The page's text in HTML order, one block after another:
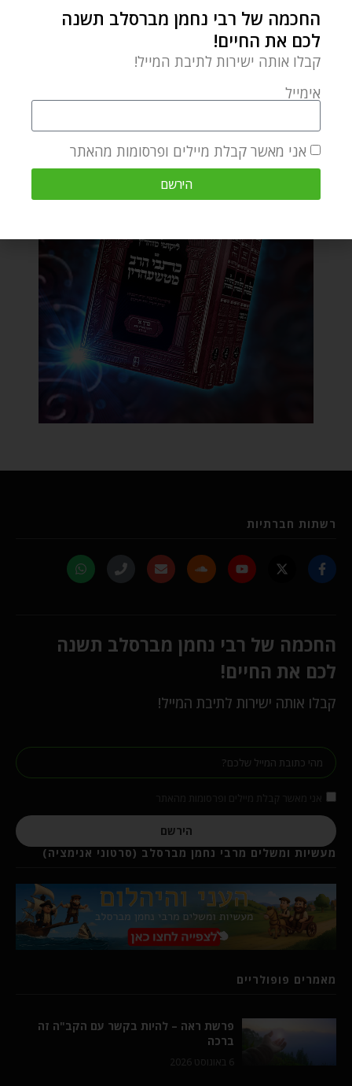
רשתות חברתיות
החכמה של רבי נחמן מברסלב תשנה
לכם את החיים!
קבלו אותה ישירות לתיבת המייל!
הירשם
מעשיות ומשלים מרבי נחמן מברסלב (סרטוני אנימציה)
מאמרים פופולריים
פרשת ראה – להיות בקשר עם הקב"ה זה
ברכה
6 באוגוסט 2026
החכמה של רבי נחמן מברסלב תשנה
לכם את החיים!
קבלו אותה ישירות לתיבת המייל!
אימייל
אני מאשר קבלת מיילים ופרסומות מהאתר
הירשם